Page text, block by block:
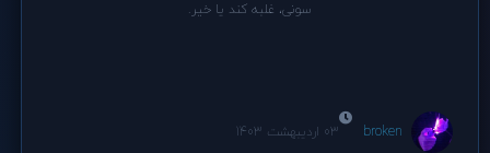
سونی، غلبه کند یا خیر.
broken 03 اردیبهشت 1403